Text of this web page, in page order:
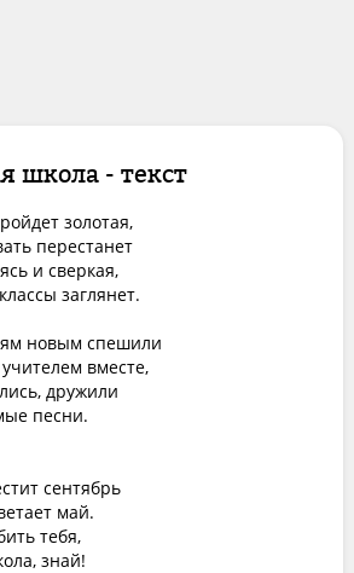
школа - текст
золотая,
перестанет
и сверкая,
заглянет.
новым спешили
вместе,
дружили
песни.
сентябрь
май.
тебя,
знай!